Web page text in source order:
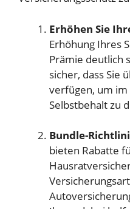
Erhöhen Sie
Erhöhung Ihres
Prämie deutlich
sicher, dass Sie
verfügen, um im
Selbstbehalt zu
Bundle-
bieten Rabatte